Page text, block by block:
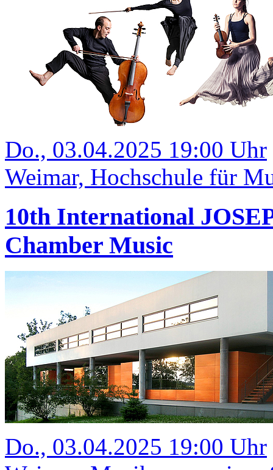
Do., 03.04.2025 19:00 Uhr
Weimar, Hochschule für
10th International
Chamber Music
Do., 03.04.2025 19:00 Uhr